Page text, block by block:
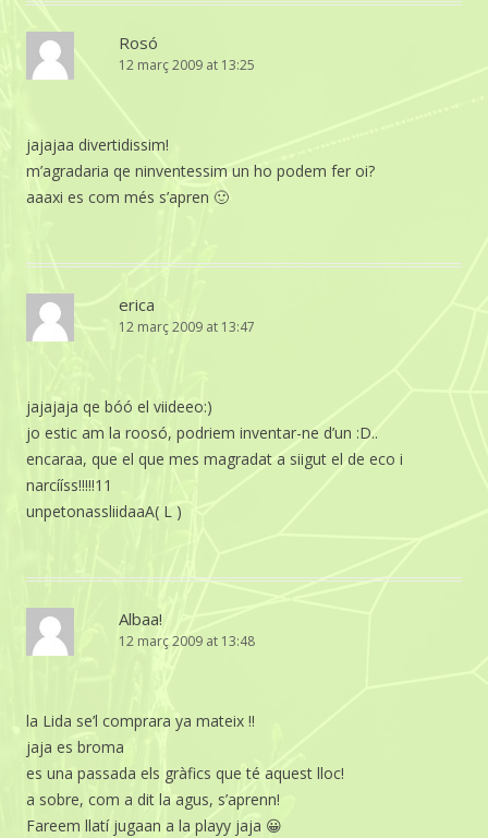
Rosó
12 març 2009 at 13:25
jajajaa divertidissim!
m’agradaria qe ninventessim un ho podem fer oi?
aaaxi es com més s’apren 🙂
erica
12 març 2009 at 13:47
jajajaja qe bóó el viideeo:)
jo estic am la roosó, podriem inventar-ne d’un :D..
encaraa, que el que mes magradat a siigut el de eco i
narcííss!!!!!11
unpetonassliidaaA( L )
Albaa!
12 març 2009 at 13:48
la Lida se’l comprara ya mateix !!
jaja es broma
es una passada els gràfics que té aquest lloc!
a sobre, com a dit la agus, s’aprenn!
Fareem llatí jugaan a la playy jaja 😀